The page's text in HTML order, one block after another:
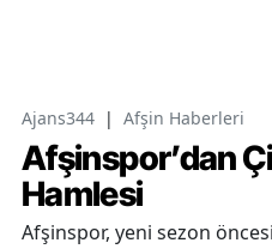
Ajans344 | Afşin Haberleri
Afşinspor’dan
Hamlesi
Afşinspor, yeni sezon